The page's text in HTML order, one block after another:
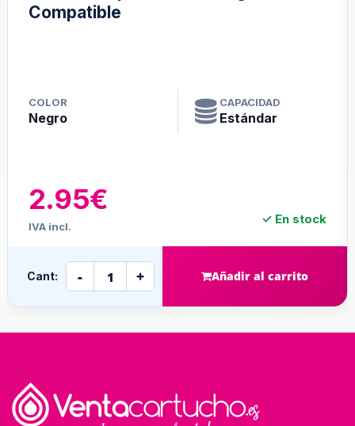
Compatible
COLOR
Negro
CAPACIDAD
Estándar
2.95€
IVA incl. ✓ En stock
Cant: - + Añadir al carrito